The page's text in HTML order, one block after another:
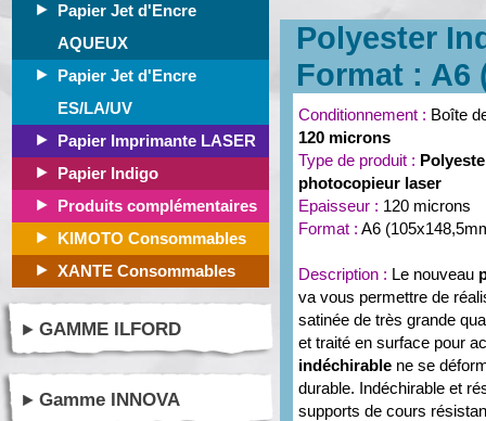
Papier Jet d'Encre
AQUEUX
Papier Jet d'Encre
ES/LA/UV
Papier Imprimante LASER
Papier Indigo
Produits complémentaires
KIMOTO Consommables
XANTE Consommables
GAMME ILFORD
Gamme INNOVA
Polyester
Format : A6
Conditionnement : Boîte
120 microns
Type de produit :
photocopieur laser
Epaisseur : 120 microns
Format : A6
Description : Le nouveau
va vous permettre de
satinée de très grande
et traité en surface pour
indéchirable ne se
durable. Indéchirable et
supports de cours